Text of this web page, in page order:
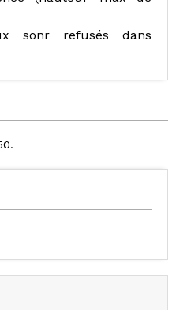
sonr refusés dans